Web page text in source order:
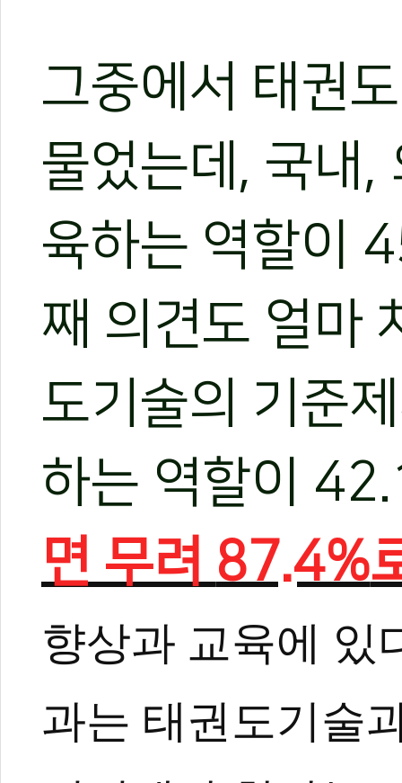
그중에서 태권
물었는데, 국내,
육하는 역할이
째 의견도 얼마
도기술의 기준
하는 역할이
면 무려 87.4%
향상과 교육에 있
과는 태권도기술